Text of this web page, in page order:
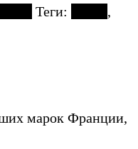
Теги:
,
марок Франции,